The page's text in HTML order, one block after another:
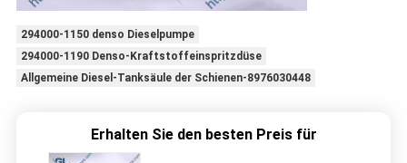
294000-1150 denso Dieselpumpe
294000-1190 Denso-Kraftstoffeinspritzdüse
Allgemeine Diesel-Tanksäule der Schienen-8976030448
Erhalten Sie den besten Preis für